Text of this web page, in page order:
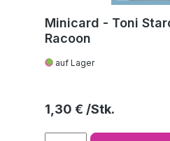
Minicard - Toni
Racoon
auf Lager
Regulärer Preis:
1,30 €